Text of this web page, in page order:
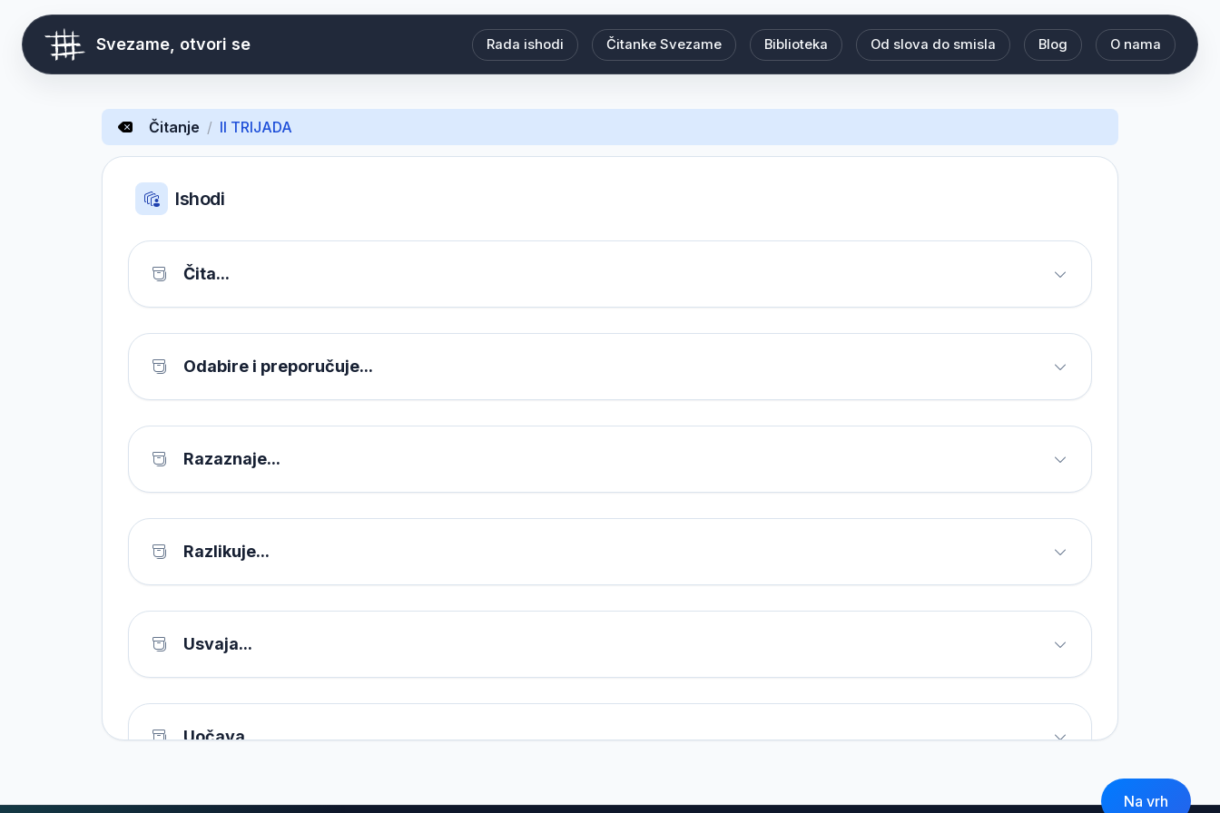
Svezame, otvori se Rada ishodi Čitanke Svezame Biblioteka Od slova do smisla Blog O nama
Čitanje / II TRIJADA
Ishodi
Čita...
Odabire i preporučuje...
Razaznaje...
Razlikuje...
Usvaja...
Uočava...
Na vrh